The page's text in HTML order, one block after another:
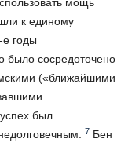
к единому
годы
было сосредоточено
(«ближайшими
был
7 Бен